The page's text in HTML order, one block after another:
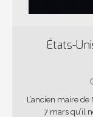
États-
L’ancien maire
7 mars qu’il